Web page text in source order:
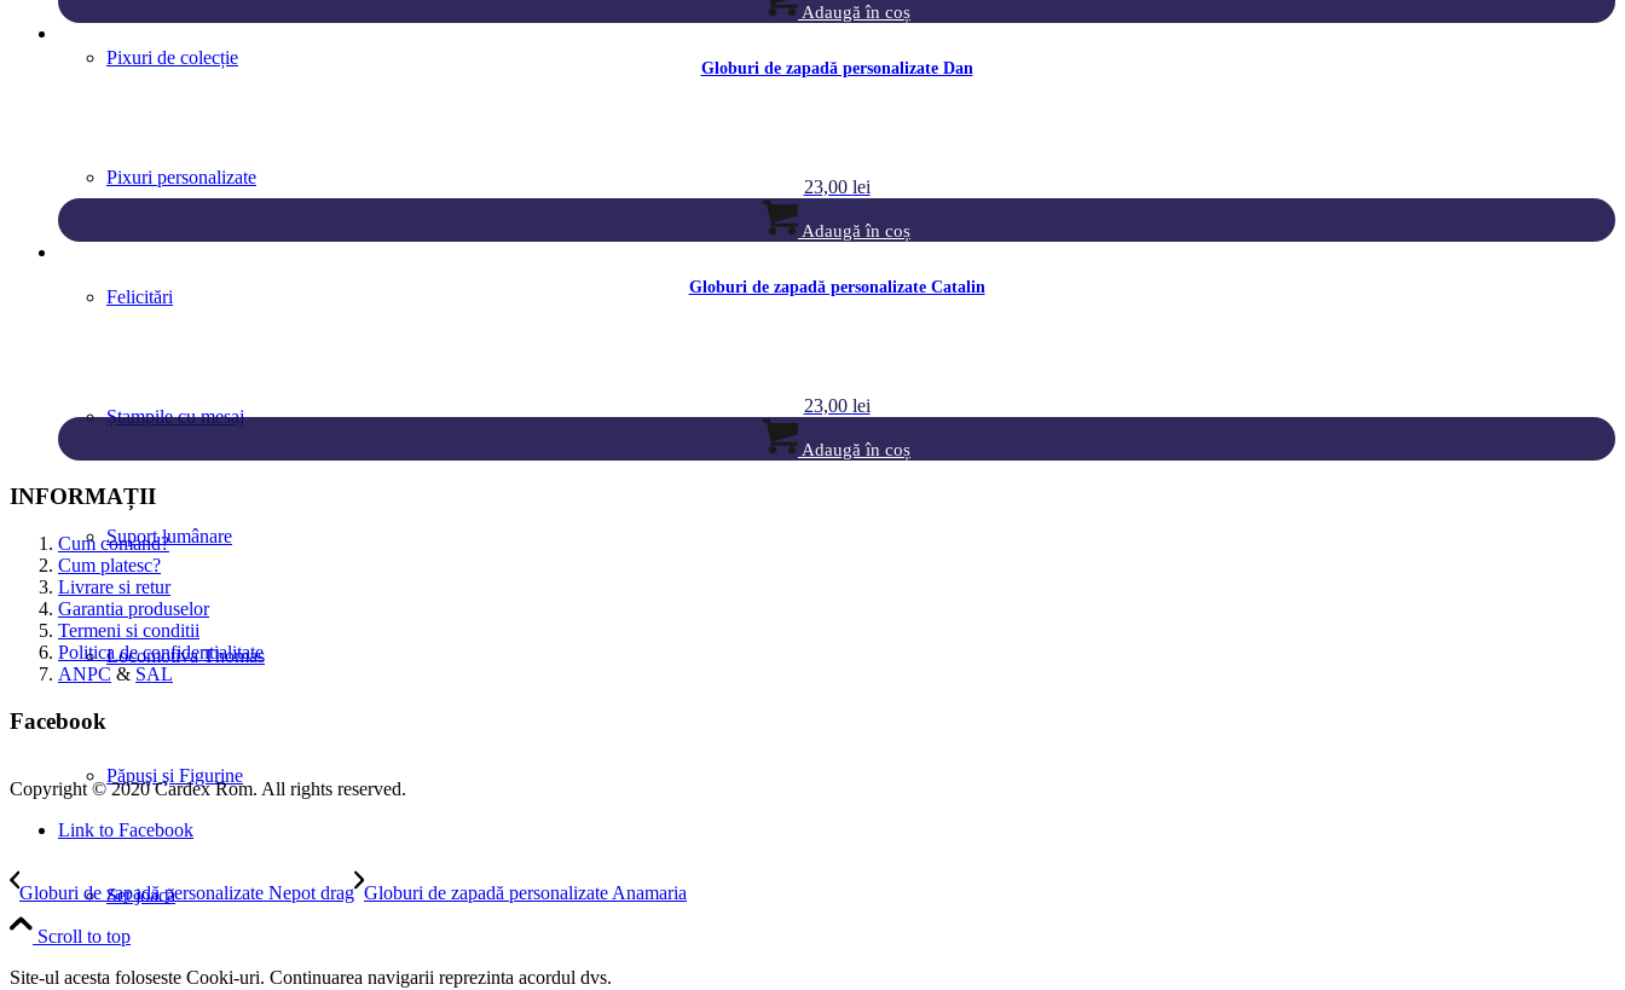
Pixuri de colecție
Pixuri personalizate
Felicitări
Ștampile cu mesaj
Suport lumânare
Locomotiva Thomas
Păpuşi şi Figurine
Set joacă
Adaugă în coș
Globuri de zapadă personalizate Dan
23,00 lei
Adaugă în coș
Globuri de zapadă personalizate Catalin
23,00 lei
Adaugă în coș
INFORMAȚII
Cum comand?
Cum platesc?
Livrare si retur
Garantia produselor
Termeni si conditii
Politica de confidentialitate
ANPC & SAL
Facebook
Copyright © 2020 Cardex Rom. All rights reserved.
Link to Facebook
Globuri de zapadă personalizate Nepot drag Globuri de zapadă personalizate Anamaria
Scroll to top
Site-ul acesta foloseste Cooki-uri. Continuarea navigarii reprezinta acordul dvs.